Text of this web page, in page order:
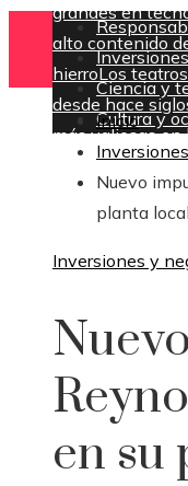
grandes en
alto contenido
hierroLos
desde hace
más valiosas en
jueves, agosto 6
Ciencia y
Cultura y
Inicio
Nuevo
planta local
Inversiones y
en su